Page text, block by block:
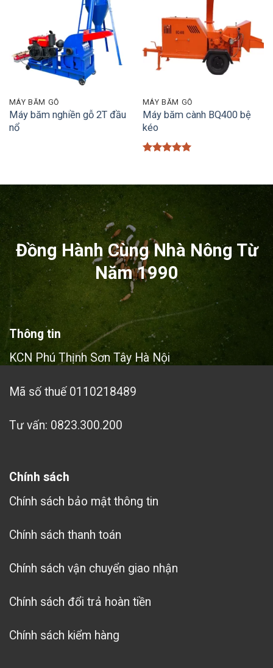
MÁY BĂM GỖ
Máy băm nghiền gỗ 2T đầu
nổ
MÁY BĂM GỖ
Máy băm cành BQ400 bệ
kéo
Đồng Hành Cùng Nhà Nông Từ
Năm 1990
Thông tin
KCN Phú Thịnh Sơn Tây Hà Nội
Mã số thuế 0110218489
Tư vấn: 0823.300.200
Chính sách
Chính sách bảo mật thông tin
Chính sách thanh toán
Chính sách vận chuyển giao nhận
Chính sách đổi trả hoàn tiền
Chính sách kiểm hàng